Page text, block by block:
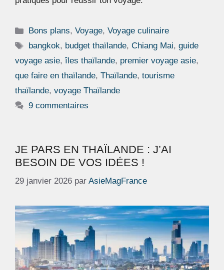
Catégories
Bons plans,Voyage,Voyage culinaire
Étiquettes
bangkok, budget thaïlande,Chiang Mai,guide
voyage asie,îles thaïlande, premier voyage asie,
que faire en thaïlande, Thaïlande, tourisme
thaïlande, voyage Thaïlande
9 commentaires
JE PARS EN THAÏLANDE : J’AI
BESOIN DE VOS IDÉES !
29 janvier 2026 par AsieMagFrance